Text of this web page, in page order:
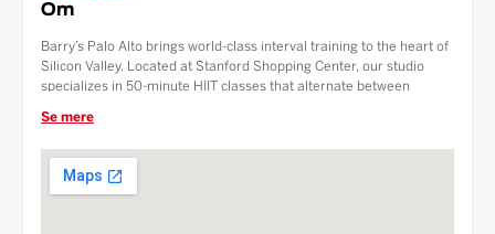
Om
Barry’s Palo Alto brings world-class interval training to the heart of
Silicon Valley. Located at Stanford Shopping Center, our studio
specializes in 50-minute HIIT classes that alternate between
within the shopping center, making it the most convenient boutique
fitness option for residents of Palo Alto, Menlo Park, and Atherton.
Experience the Red Room energy, then refuel at our signature Fuel
Bar.
Se mere